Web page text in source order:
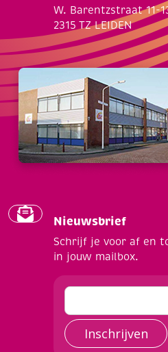
W. Barentzstraat 11-
2315 TZ LEIDEN
Nieuwsbrief
Schrijf je voor af en
in jouw mailbox.
Inschrijven